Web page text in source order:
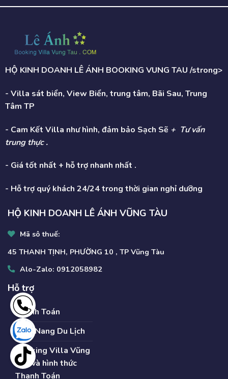
HỘ KINH DOANH LÊ ÁNH BOOKING VUNG TAU /strong>
- Villa sát biển, View Biển, trung tâm, Bãi Sau, Trung
Tâm TP
- Cam Kết Villa như hình, đảm bảo Sạch Sẽ + Tư vấn
trung thực .
- Giá tốt nhất + hỗ trợ nhanh nhất .
- Hỗ trợ quý khách 24/24 trong thời gian nghỉ dưỡng
HỘ KINH DOANH LÊ ÁNH VŨNG TÀU
Mã sô thuế:
45 THANH TỊNH, PHƯỜNG 10 , TP Vũng Tàu
Alo-Zalo: 0912058982
Hỗ trợ
Thanh Toán
Cẩm Nang Du Lịch
Booking Villa Vũng
Tàu và hình thức
Thanh Toán